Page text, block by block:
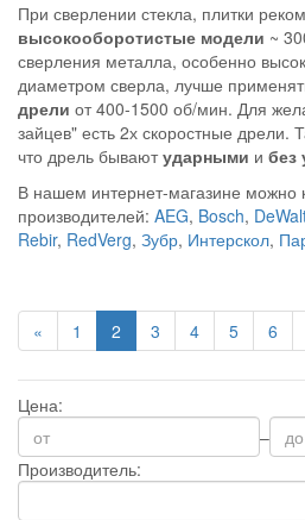
При сверлении стекла, плитки
высокооборотистые модели ~
сверления металла, особенно
диаметром сверла, лучше
дрели от 400-1500 об/мин. Для
зайцев" есть 2х скоростные дрели.
что дрель бываютударными и без
В нашем интернет-магазине можно
производителей: AEG, Bosch,
Rebir, RedVerg, Зубр, Интерскол,
« 1 2 3 4 5 6
Цена:
–
Производитель: